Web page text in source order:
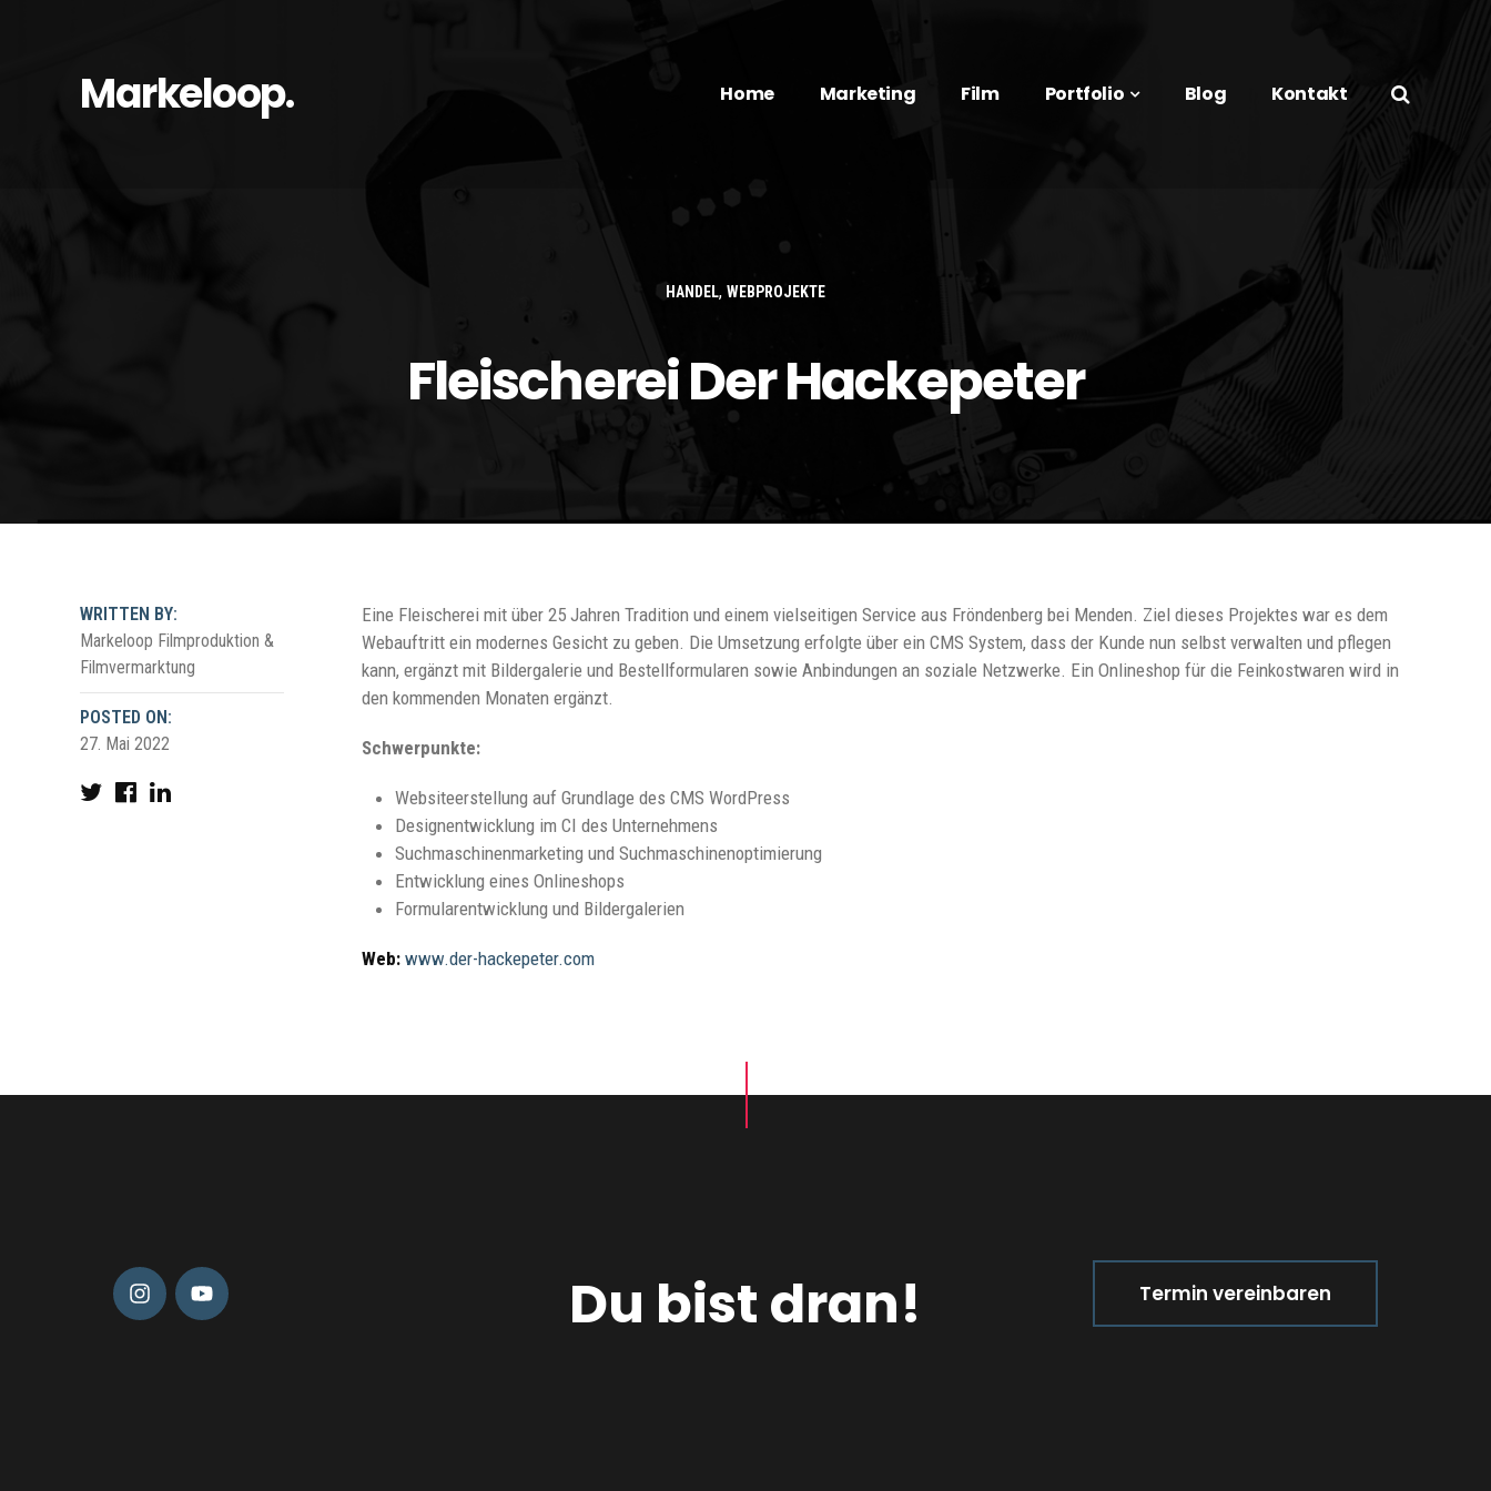
Markeloop. Home Marketing Film Portfolio Blog Kontakt
HANDEL, WEBPROJEKTE
Fleischerei Der Hackepeter
Eine Fleischerei mit über 25 Jahren Tradition und einem vielseitigen Service aus Fröndenberg bei Menden. Ziel dieses Projektes war es dem
Webauftritt ein modernes Gesicht zu geben. Die Umsetzung erfolgte über ein CMS System, dass der Kunde nun selbst verwalten und pflegen
kann, ergänzt mit Bildergalerie und Bestellformularen sowie Anbindungen an soziale Netzwerke. Ein Onlineshop für die Feinkostwaren wird in
den kommenden Monaten ergänzt.
Schwerpunkte:
Websiteerstellung auf Grundlage des CMS WordPress
Designentwicklung im CI des Unternehmens
Suchmaschinenmarketing und Suchmaschinenoptimierung
Entwicklung eines Onlineshops
Formularentwicklung und Bildergalerien
Web: www.der-hackepeter.com
WRITTEN BY:
Markeloop Filmproduktion &
Filmvermarktung
POSTED ON:
27. Mai 2022
Du bist dran! Termin vereinbaren